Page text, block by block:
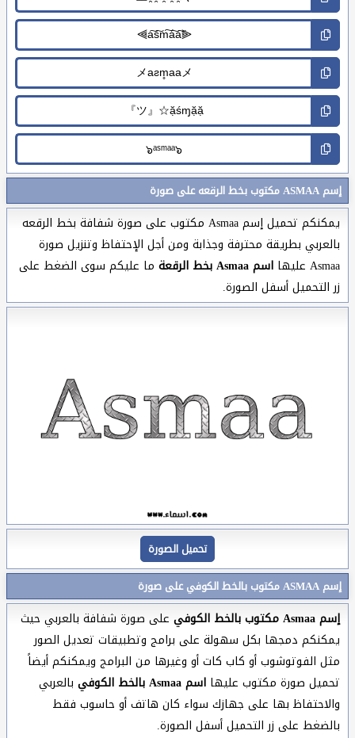
إسم ASMAA مكتوب بخط الرقعه على صورة
يمكنكم تحميل إسم Asmaa مكتوب على صورة شفافة بخط الرقعه
بالعربي بطريقة محترفة وجذابة ومن أجل الإحتفاظ وتنزيل صورة
Asmaa عليها
اسم Asmaa بخط الرقعة
ما عليكم سوى الضغط على
زر التحميل أسفل الصورة.
تحميل الصورة
إسم ASMAA مكتوب بالخط الكوفي على صورة
إسم Asmaa مكتوب بالخط الكوفي
على صورة شفافة بالعربي حيث
يمكنكم دمجها بكل سهولة على برامج وتطبيقات تعديل الصور
مثل الفوتوشوب أو كاب كات أو وغيرها من البرامج ويمكنكم أيضاً
تحميل صورة مكتوب عليها اسم Asmaa بالخط الكوفي
بالعربي
والاحتفاظ بها على جهازك سواء كان هاتف أو حاسوب فقط
بالضغط على زر التحميل أسفل الصورة.